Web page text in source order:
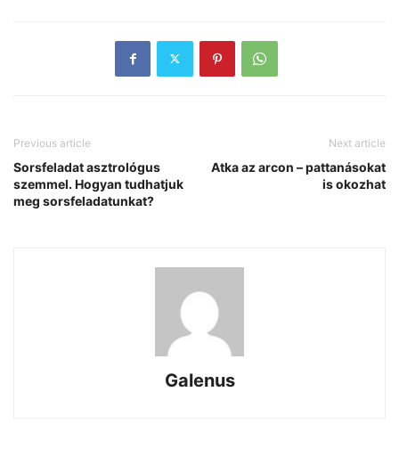
Previous article
Sorsfeladat asztrológus
szemmel. Hogyan tudhatjuk
meg sorsfeladatunkat?
Next article
Atka az arcon – pattanásokat
is okozhat
Galenus